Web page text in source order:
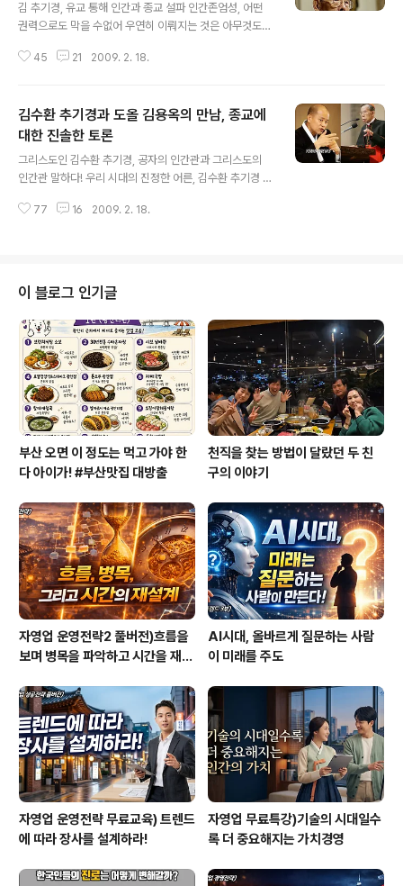
김 추기경, 유교 통해 인간과 종교 설파 인간존엄성, 어떤
권력으로도 막을 수없어 우연히 이뤄지는 것은 아무것도
강연한 이야기를 담아 보낸다. 종교에 대해서, 우리 인간의
오늘의 우리가 함께 고민해야할 인간관과 가치관에 대해서
이야기하고자 한다. 공자는 논어를 통해 인간을 말했고, 삶
을 말했다. 공자 자신을 위한 것도 아니고, 인간을 위해서
이야기한 것 그것이 바로 유교(儒敎)가 아닐까 생각한다.
공자는 최상의 덕으로 인(仁)을 손꼽았다. 정치나 경제나
모두 인간을 위해서 있는 것이다. 인간이 없다면 이 세상의
45 21 2009. 2. 18.
김수환 추기경과 도올 김용옥의 만남, 종교에
대한 진솔한 토론
그리스도인 김수환 추기경, 공자의 인간관과 그리스도의
인간관 말하다! 우리 시대의 진정한 어른, 김수환 추기경 우
통한 배움을 중시하는 도올 김용옥, 추기경 어른에 종교토
다. 사실 나는 김수환 추기경의 삶의 궤적에 대해서 잘 몰랐
다. 단지 언론을 통해서 간간이 들리는 그의 소식을 접했을
뿐이다. 그렇지만 그것만으로도 충분히 우리 사회의 원로
자격이 충분하신 분이라고 흠모해왔다. 그렇게 종교인으로
존경받던 추기경이 도올 김용옥과 공개적으로 만난 적이
있었다. 도올이 KBS1 TV..
77 16 2009. 2. 18.
이 블로그 인기글
부산 오면 이 정도는 먹고 가야 한
다 아이가! #부산맛집 대방출
천직을 찾는 방법이 달랐던 두 친
구의 이야기
자영업 운영전략2 풀버전)흐름을
보며 병목을 파악하고 시간을 재설
AI시대, 올바르게 질문하는 사람
이 미래를 주도
자영업 운영전략 무료교육) 트렌드
에 따라 장사를 설계하라!
자영업 무료특강)기술의 시대일수
록 더 중요해지는 가치경영